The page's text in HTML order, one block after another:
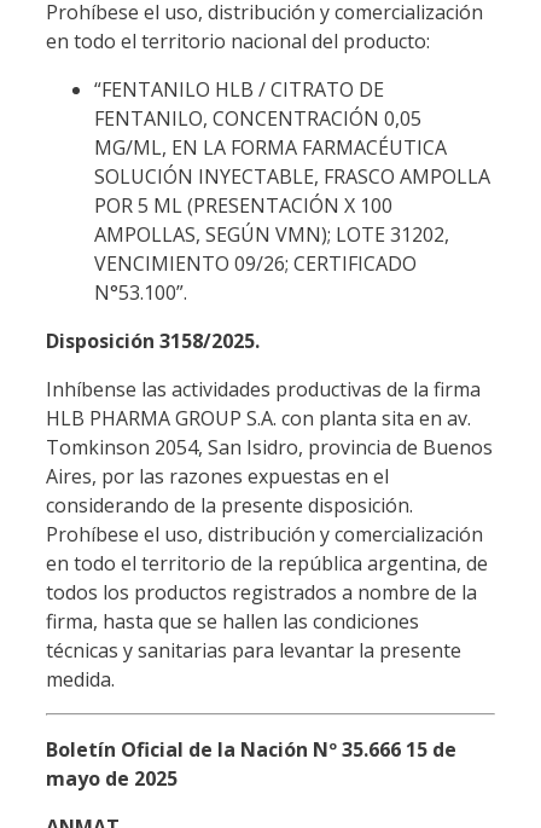
Prohíbese el uso, distribución y comercialización
en todo el territorio nacional del producto:
“FENTANILO HLB / CITRATO DE
FENTANILO, CONCENTRACIÓN 0,05
MG/ML, EN LA FORMA FARMACÉUTICA
SOLUCIÓN INYECTABLE, FRASCO AMPOLLA
POR 5 ML (PRESENTACIÓN X 100
AMPOLLAS, SEGÚN VMN); LOTE 31202,
VENCIMIENTO 09/26; CERTIFICADO
N°53.100”.
Disposición 3158/2025.
Inhíbense las actividades productivas de la firma
HLB PHARMA GROUP S.A. con planta sita en av.
Tomkinson 2054, San Isidro, provincia de Buenos
Aires, por las razones expuestas en el
considerando de la presente disposición.
Prohíbese el uso, distribución y comercialización
en todo el territorio de la república argentina, de
todos los productos registrados a nombre de la
firma, hasta que se hallen las condiciones
técnicas y sanitarias para levantar la presente
medida.
Boletín Oficial de la Nación Nº 35.666 15 de
mayo de 2025